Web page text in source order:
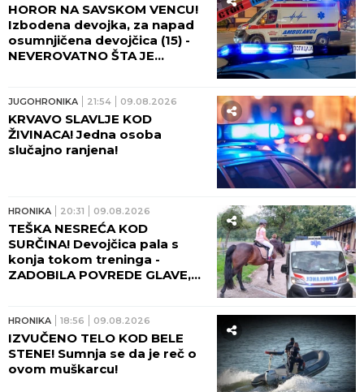
HOROR NA SAVSKOM VENCU!
Izbodena devojka, za napad
osumnjičena devojčica (15) -
NEVEROVATNO ŠTA JE
JUGOHRONIKA 21:54 09.08.2026
KRVAVO SLAVLJE KOD
ŽIVINACA! Jedna osoba
slučajno ranjena!
HRONIKA 20:31 09.08.2026
TEŠKA NESREĆA KOD
SURČINA! Devojčica pala s
konja tokom treninga -
ZADOBILA POVREDE GLAVE,
HRONIKA 18:56 09.08.2026
IZVUČENO TELO KOD BELE
STENE! Sumnja se da je reč o
ovom muškarcu!